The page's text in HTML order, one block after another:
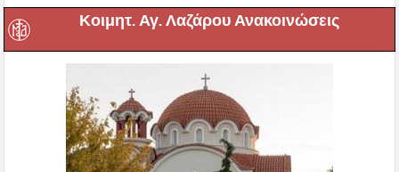
Κοιμητ. Αγ. Λαζάρου Ανακοινώσεις